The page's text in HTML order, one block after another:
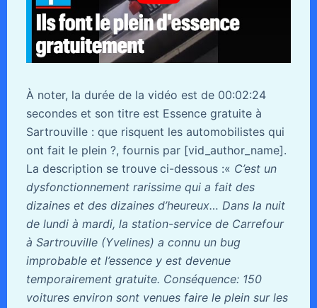
À noter, la durée de la vidéo est de 00:02:24
secondes et son titre est Essence gratuite à
Sartrouville : que risquent les automobilistes qui
ont fait le plein ?, fournis par [vid_author_name].
La description se trouve ci-dessous :« C’est un
dysfonctionnement rarissime qui a fait des
dizaines et des dizaines d’heureux… Dans la nuit
de lundi à mardi, la station-service de Carrefour
à Sartrouville (Yvelines) a connu un bug
improbable et l’essence y est devenue
temporairement gratuite. Conséquence: 150
voitures environ sont venues faire le plein sur les